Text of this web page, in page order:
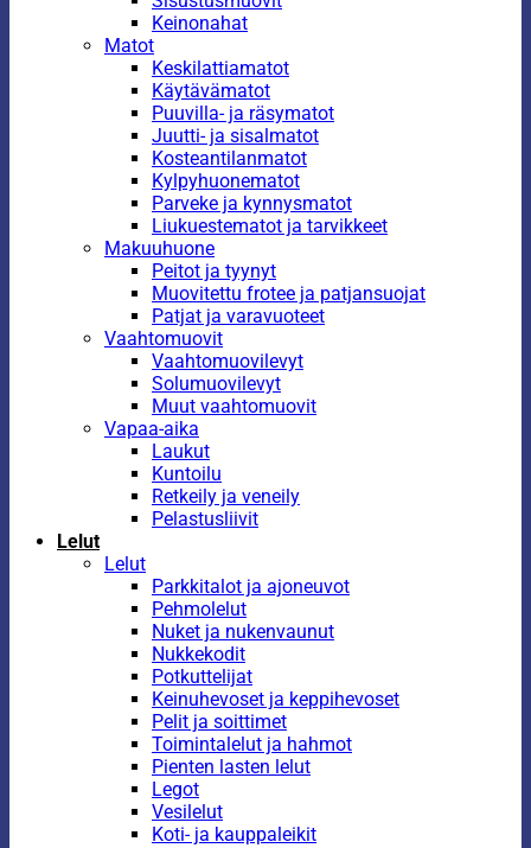
Keinonahat
Matot
Keskilattiamatot
Käytävämatot
Puuvilla- ja räsymatot
Juutti- ja sisalmatot
Kosteantilanmatot
Kylpyhuonematot
Parveke ja kynnysmatot
Liukuestematot ja tarvikkeet
Makuuhuone
Peitot ja tyynyt
Muovitettu frotee ja patjansuojat
Patjat ja varavuoteet
Vaahtomuovit
Vaahtomuovilevyt
Solumuovilevyt
Muut vaahtomuovit
Vapaa-aika
Laukut
Kuntoilu
Retkeily ja veneily
Pelastusliivit
Lelut
Lelut
Parkkitalot ja ajoneuvot
Pehmolelut
Nuket ja nukenvaunut
Nukkekodit
Potkuttelijat
Keinuhevoset ja keppihevoset
Pelit ja soittimet
Toimintalelut ja hahmot
Pienten lasten lelut
Legot
Vesilelut
Koti- ja kauppaleikit